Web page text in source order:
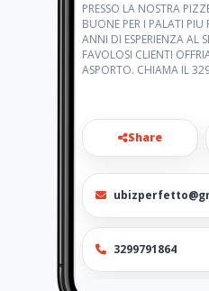
PRESSO LA NOSTRA
BUONE PER I PALATI PIU
ANNI DI ESPERIENZA AL
FAVOLOSI CLIENTI
ASPORTO. CHIAMA IL
Share
3299791864